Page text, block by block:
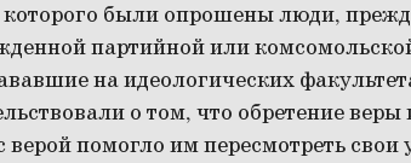
были опрошены люди,
партийной или
на идеологических
о том, что обретение веры
верой помогло им пересмотреть свои